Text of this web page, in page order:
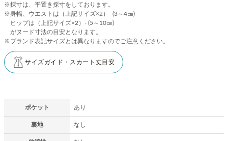
※採寸は、平置き採寸をしております。
※身幅、ウエストは（上記サイズ×2）- (3～4㎝)
ヒップは（上記サイズ×2）- (5～10㎝)
がヌード寸法の目安となります。
※ブランド表記サイズとは異なりますのでご注意ください。
サイズガイド・スカート丈目安
ポケット あり
裏地 なし